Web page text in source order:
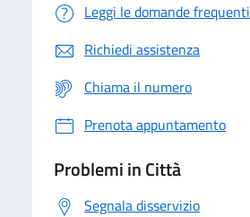
Leggi le domande frequenti
Richiedi assistenza
Chiama il numero
Prenota appuntamento
Problemi in Città
Segnala disservizio